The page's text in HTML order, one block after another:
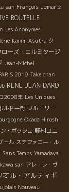
san François Lemarié
BOUTELLE
Les Anonymes
Kamm Asutra ク
ローズ・エルミタージ
Jean-Michel
2019 Take chan
RENE JEAN DARD
2008年 Les Uniques
ルドー街 フルーリー
Okada Hiroshi
・ボッシュ 野村ユニ
ール ステファニー・ル
Sans Temps Yamadaya
san アレ・レ・ヴ
オル・アルティギ
Nouveau